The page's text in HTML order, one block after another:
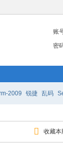
账
密
2009 锐捷 乱码
收藏本